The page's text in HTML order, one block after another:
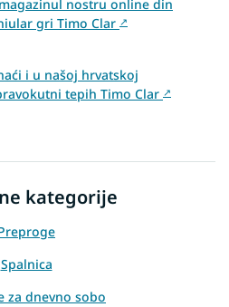
nostru online din
gri Timo Clar ↗
i u našoj hrvatskoj
tepih Timo Clar ↗
kategorije
Spalnica
za dnevno sobo